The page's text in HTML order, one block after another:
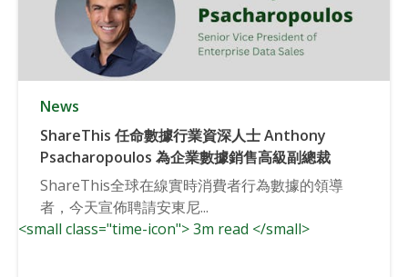
News
ShareThis 任命數據行業資深人士 Anthony
Psacharopoulos 為企業數據銷售高級副總裁
ShareThis全球在線實時消費者行為數據的領導
者，今天宣佈聘請安東尼...
<small class="time-icon"> 3m read </small>